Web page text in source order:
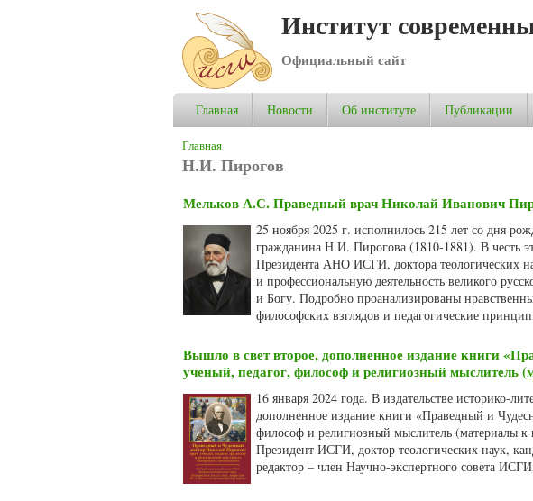
Институт
Официальный сайт
Главная Новости Об институте Публикации
Вы здесь
Главная
Н.И. Пирогов
Мельков А.С. Праведный врач Николай Иванович
25 ноября 2025 г. исполнилось 215 лет со дня
гражданина Н.И. Пирогова (1810-1881). В честь
Президента АНО ИСГИ, доктора теологических
и профессиональную деятельность великого
и Богу. Подробно проанализированы
философских взглядов и педагогические
Вышло в свет второе, дополненное издание книги
ученый, педагог, философ и религиозный мыслитель
16 января 2024 года. В издательстве историко-
дополненное издание книги «Праведный и
философ и религиозный мыслитель (материалы к
Президент ИСГИ, доктор теологических наук,
редактор – член Научно-экспертного совета